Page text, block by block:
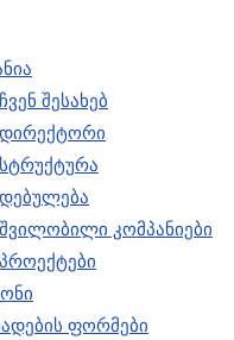
ჩვენ შესახებ
დირექტორი
სტრუქტურა
დებულება
შვილობილი კომპანიები
პროექტები
ფორმები